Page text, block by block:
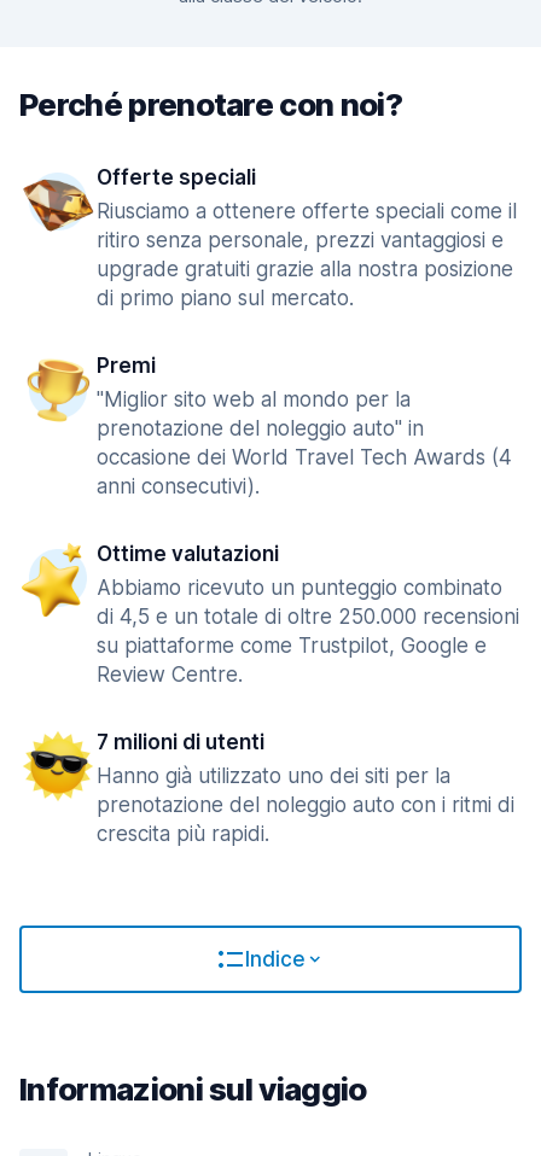
Perché prenotare con noi?
Offerte speciali
Riusciamo a ottenere offerte speciali come il
ritiro senza personale, prezzi vantaggiosi e
upgrade gratuiti grazie alla nostra posizione
di primo piano sul mercato.
Premi
"Miglior sito web al mondo per la
prenotazione del noleggio auto" in
occasione dei World Travel Tech Awards (4
anni consecutivi).
Ottime valutazioni
Abbiamo ricevuto un punteggio combinato
di 4,5 e un totale di oltre 250.000 recensioni
su piattaforme come Trustpilot, Google e
Review Centre.
7 milioni di utenti
Hanno già utilizzato uno dei siti per la
prenotazione del noleggio auto con i ritmi di
crescita più rapidi.
Indice
Informazioni sul viaggio